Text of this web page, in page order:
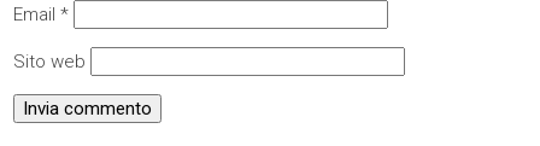
Email*
Sito web